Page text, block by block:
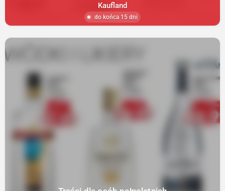
Kaufland
do końca 15 dni